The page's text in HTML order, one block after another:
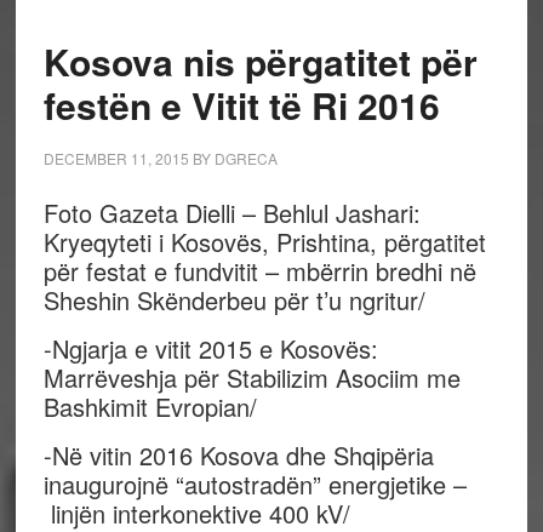
Kosova nis përgatitet për
festën e Vitit të Ri 2016
DECEMBER 11, 2015 BY DGRECA
Foto Gazeta Dielli – Behlul Jashari:
Kryeqyteti i Kosovës, Prishtina, përgatitet
për festat e fundvitit – mbërrin bredhi në
Sheshin Skënderbeu për t’u ngritur/
-Ngjarja e vitit 2015 e Kosovës:
Marrëveshja për Stabilizim Asociim me
Bashkimit Evropian/
-Në vitin 2016 Kosova dhe Shqipëria
inaugurojnë “autostradën” energjetike –
linjën interkonektive 400 kV/